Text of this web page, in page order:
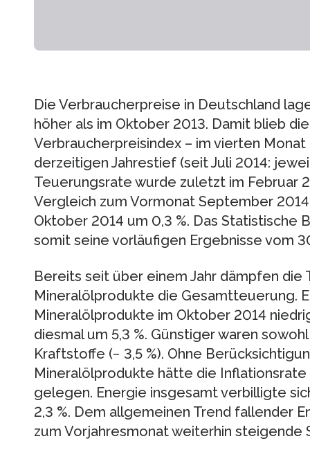
Die Verbraucherpreise in Deutschland
höher als im Oktober 2013. Damit blieb
Verbraucherpreisindex – im vierten
derzeitigen Jahrestief (seit Juli 2014:
Teuerungsrate wurde zuletzt im Februar
Vergleich zum Vormonat September
Oktober 2014 um 0,3 %. Das Statistische
somit seine vorläufigen Ergebnisse vom
Bereits seit über einem Jahr dämpfen die
Mineralölprodukte die Gesamtteuerung.
Mineralölprodukte im Oktober 2014
diesmal um 5,3 %. Günstiger waren
Kraftstoffe (− 3,5 %). Ohne
Mineralölprodukte hätte die Inflationsrate
gelegen. Energie insgesamt verbilligte
2,3 %. Dem allgemeinen Trend fallender
zum Vorjahresmonat weiterhin steigende